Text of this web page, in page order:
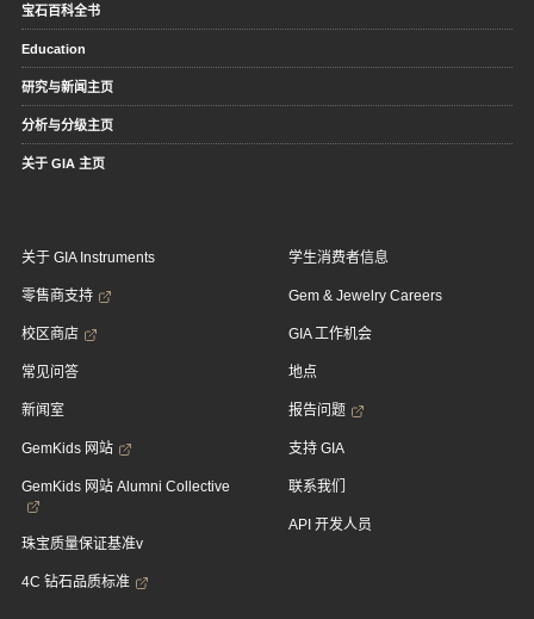
宝石百科全书
Education
研究与新闻主页
分析与分级主页
关于 GIA 主页
关于 GIA Instruments
零售商支持
校区商店
常见问答
新闻室
GemKids 网站
GemKids 网站 Alumni Collective
珠宝质量保证基准v
4C 钻石品质标准
学生消费者信息
Gem & Jewelry Careers
GIA 工作机会
地点
报告问题
支持 GIA
联系我们
API 开发人员